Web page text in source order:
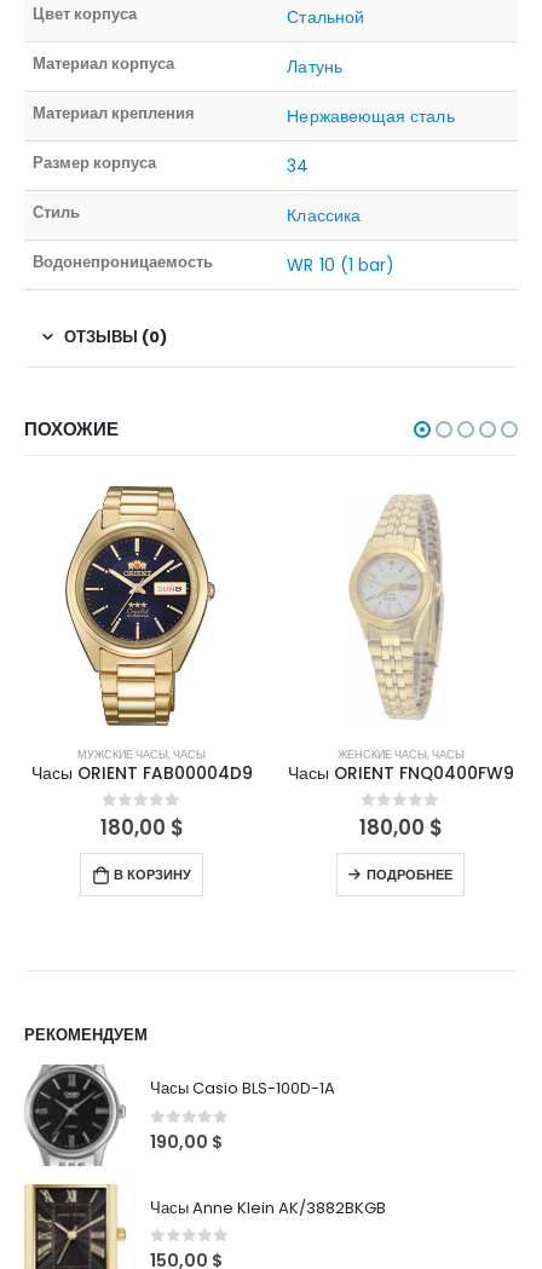
Цвет корпуса Стальной
Материал корпуса Латунь
Материал крепления Нержавеющая сталь
Размер корпуса 34
Стиль Классика
Водонепроницаемость WR 10 (1 bar)
ОТЗЫВЫ (0)
ПОХОЖИЕ
МУЖСКИЕ ЧАСЫ,ЧАСЫ
Часы ORIENT FAB00004D9
0out of 5
180,00 $
В КОРЗИНУ
НЕТ В НАЛИЧИИ
ЖЕНСКИЕ ЧАСЫ,ЧАСЫ
Часы ORIENT FNQ0400FW9
0out of 5
180,00 $
ПОДРОБНЕЕ
РЕКОМЕНДУЕМ
Часы Casio BLS-100D-1A
0out of 5
190,00 $
Часы Anne Klein AK/3882BKGB
0out of 5
150,00 $